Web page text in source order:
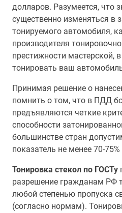
долларов. Разумеется, что
существенно изменяться в
тонируемого автомобиля,
производителя
престижности мастерской,
тонировать ваш
Принимая решение о
помнить о том, что в ПДД
предъявляются четкие
способности
большинстве стран
показатель не менее 70-
Тонировка стекол по ГОСТу
разрешение гражданам РФ
любой степенью пропуска
(согласно нормам).